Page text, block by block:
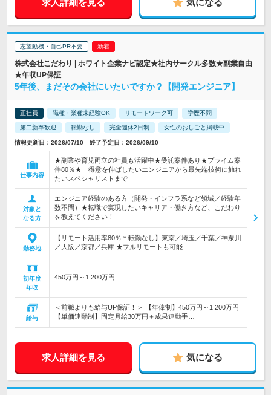
求人詳細を見る 気になる
志望動機・自己PR不要
株式会社こだわり | ホワイト企業ナビ認定★社内サークル多数★副業自由
★年収UP保証
5年後、まだその会社にいたいですか？【開発エンジニア】
正社員 職種・業種未経験OK リモートワーク可 学歴不問
第二新卒歓迎 転勤なし 完全週休2日制 女性のおしごと掲載中
情報更新日：2026/07/10 終了予定日：2026/09/10
仕事内容
★副業や育児両立の社員も活躍中★受託案件あり★プライム案
件80％★ 得意を伸ばしたいエンジニアから最先端技術に触れ
たいスペシャリストまで
対象と
なる方
エンジニア経験のある方（開発・インフラ系など領域／経験年
数不問）★転職で実現したいキャリア・働き方など、こだわり
を教えてください！
勤務地
【リモート活用率80％＊転勤なし】東京／埼玉／千葉／神奈川
／大阪／京都／兵庫 ★フルリモートも可能…
初年度
年収
450万円～1,200万円
給与
＜前職よりも給与UP保証！＞ 【年俸制】450万円～1,200万円
【単価連動制】固定月給30万円＋成果連動手…
求人詳細を見る 気になる